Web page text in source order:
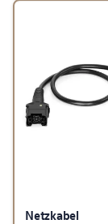
Netzkabel